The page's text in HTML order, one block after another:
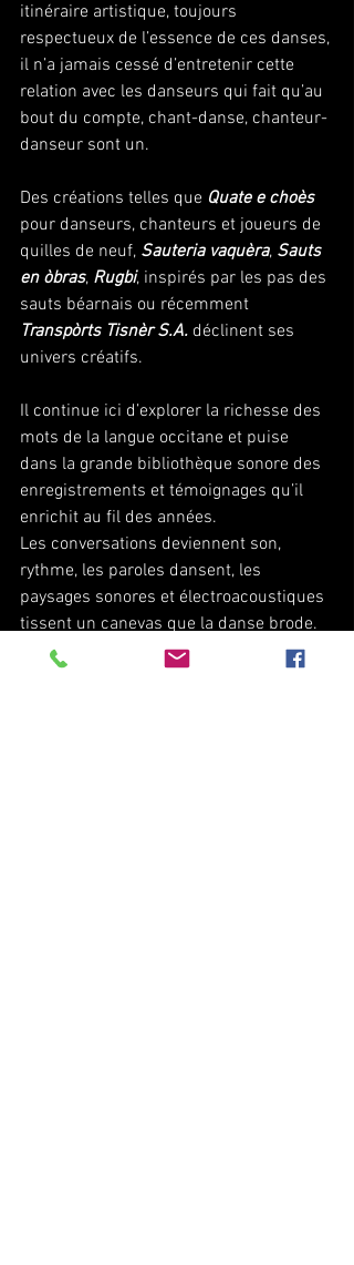
itinéraire artistique, toujours
respectueux de l’essence de ces danses,
il n’a jamais cessé d’entretenir cette
relation avec les danseurs qui fait qu’au
bout du compte, chant-danse, chanteur-
danseur sont un.
Des créations telles que Quate e choès
pour danseurs, chanteurs et joueurs de
quilles de neuf, Sauteria vaquèra, Sauts
en òbras, Rugbi, inspirés par les pas des
sauts béarnais ou récemment
Transpòrts Tisnèr S.A. déclinent ses
univers créatifs.
Il continue ici d’explorer la richesse des
mots de la langue occitane et puise
dans la grande bibliothèque sonore des
enregistrements et témoignages qu’il
enrichit au fil des années.
Les conversations deviennent son,
rythme, les paroles dansent, les
paysages sonores et électroacoustiques
tissent un canevas que la danse brode.